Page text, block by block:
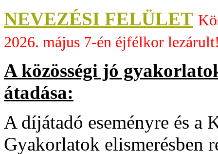
NEVEZÉSI FELÜLET
2026. május 7-én éjfélkor
A közösségi jó
átadása:
A díjátadó eseményre és a
Gyakorlatok elismerésben